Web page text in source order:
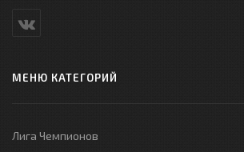
МЕНЮ КАТЕГОРИЙ
Лига Чемпионов